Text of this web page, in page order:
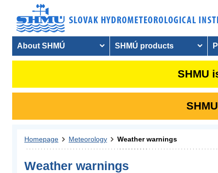
About SHMÚ SHMÚ products
SHMU
Homepage Meteorology Weather warnings
Weather warnings